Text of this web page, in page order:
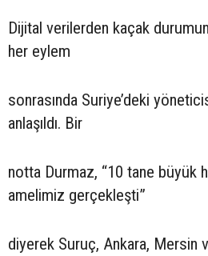
Dijital verilerden kaçak
her eylem
sonrasında Suriye’deki
anlaşıldı. Bir
notta Durmaz, “10 tane büyük
amelimiz gerçekleşti”
diyerek Suruç, Ankara, Mersin